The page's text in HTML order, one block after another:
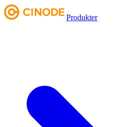
Produkter